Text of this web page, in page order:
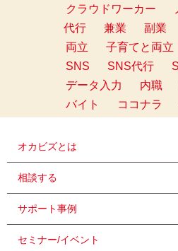
クラウドワーカー
代行
兼業 副業
両立
子育てと両立
SNS
SNS代行
データ入力
内職
バイト
ココナラ
オカビズとは
相談する
サポート事例
セミナー/イベント